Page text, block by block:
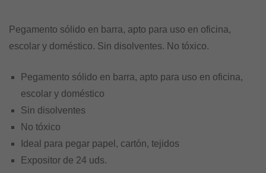
Pegamento sólido en barra, apto para uso en oficina,
escolar y doméstico. Sin disolventes. No tóxico.
Pegamento sólido en barra, apto para uso en oficina,
escolar y doméstico
Sin disolventes
No tóxico
Ideal para pegar papel, cartón, tejidos
Expositor de 24 uds.